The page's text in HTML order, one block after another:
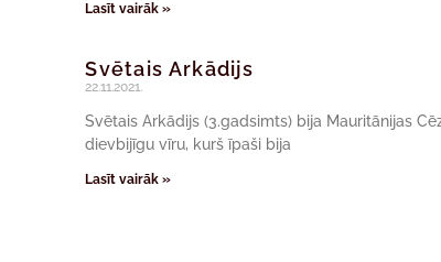
Lasīt vairāk »
Svētais Arkādijs
22.11.2021.
Svētais Arkādijs (3.gadsimts) bija Mauritānijas
dievbijīgu vīru, kurš īpaši bija
Lasīt vairāk »